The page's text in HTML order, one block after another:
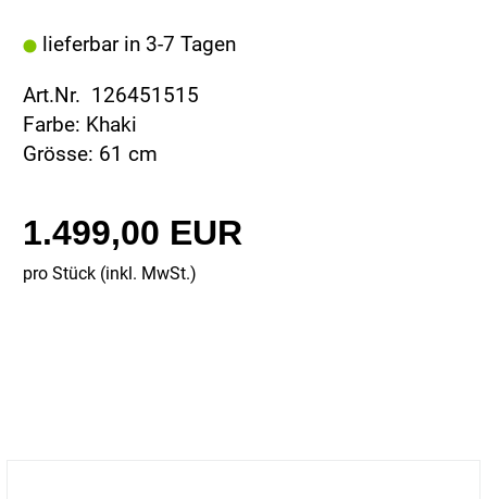
lieferbar in 3-7 Tagen
Art.Nr. 126451515
Farbe: Khaki
Grösse: 61 cm
1.499,00 EUR
pro Stück (inkl. MwSt.)